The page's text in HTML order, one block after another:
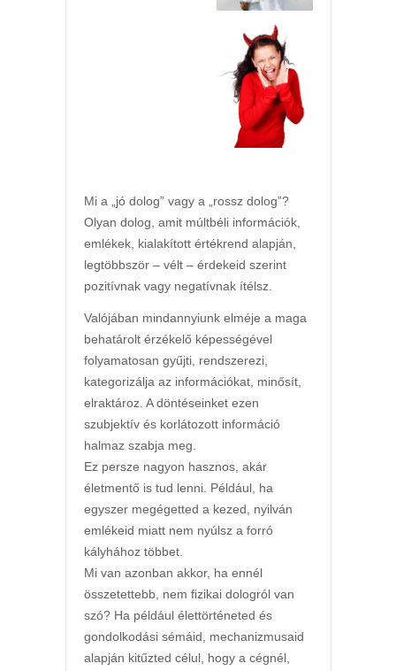
Mi a „jó dolog” vagy a „rossz dolog”?
Olyan dolog, amit múltbéli információk,
emlékek, kialakított értékrend alapján,
legtöbbször – vélt – érdekeid szerint
pozitívnak vagy negatívnak ítélsz.
Valójában mindannyiunk elméje a maga
behatárolt érzékelő képességével
folyamatosan gyűjti, rendszerezi,
kategorizálja az információkat, minősít,
elraktároz. A döntéseinket ezen
szubjektív és korlátozott információ
halmaz szabja meg.
Ez persze nagyon hasznos, akár
életmentő is tud lenni. Például, ha
egyszer megégetted a kezed, nyilván
emlékeid miatt nem nyúlsz a forró
kályhához többet.
Mi van azonban akkor, ha ennél
összetettebb, nem fizikai dologról van
szó? Ha például élettörténeted és
gondolkodási sémáid, mechanizmusaid
alapján kitűzted célul, hogy a cégnél,